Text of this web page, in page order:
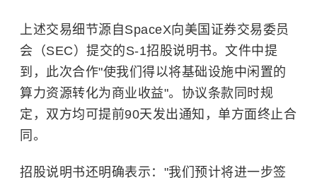
上述交易细节源自SpaceX向美国证券交易委员
会（SEC）提交的S-1招股说明书。文件中提
到，此次合作"使我们得以将基础设施中闲置的
算力资源转化为商业收益"。协议条款同时规
定，双方均可提前90天发出通知，单方面终止合
同。
招股说明书还明确表示："我们预计将进一步签